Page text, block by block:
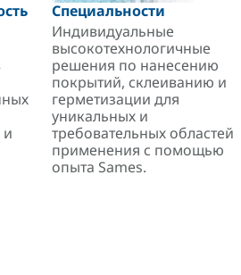
и
Специальности
Индивидуальные
высокотехнологичные
решения по нанесению
покрытий, склеиванию и
герметизации для
уникальных и
требовательных областей
применения с помощью
опыта Sames.